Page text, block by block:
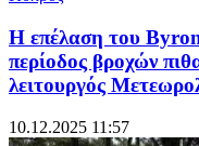
Η επέλαση του
περίοδος βροχών
λειτουργός
10.12.2025 11:57